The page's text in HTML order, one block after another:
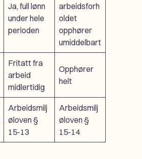
Ja, full lønn
under hele
perioden
arbeidsforh
oldet
opphører
umiddelbart
Fritatt fra
arbeid
midlertidig
Opphører
helt
Arbeidsmilj
øloven §
15-13
Arbeidsmilj
øloven §
15-14